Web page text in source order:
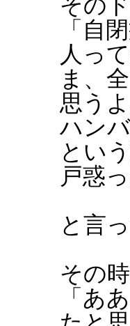
その
「自
人っ
ま、
思うよ
ハン
とい
戸惑
と言
その
「あ